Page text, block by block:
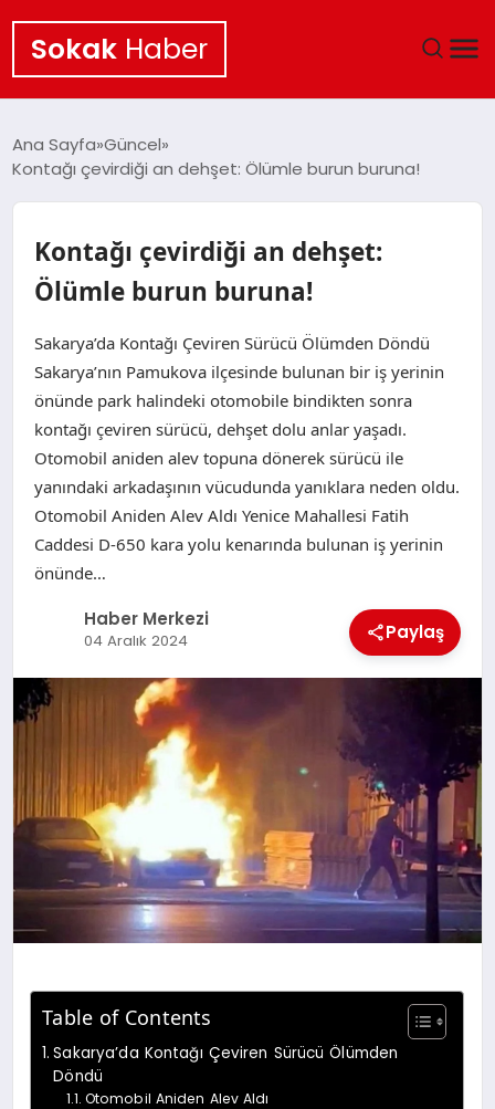
Sokak Haber
EKONOMI
POLITIKA
GÜNCEL
KÜLTÜR SANAT
SAĞLIK
TEKNOLOJI
Ana Sayfa Güncel
Kontağı çevirdiği an dehşet: Ölümle burun buruna!
Kontağı çevirdiği an dehşet:
Ölümle burun buruna!
Sakarya’da Kontağı Çeviren Sürücü Ölümden Döndü
Sakarya’nın Pamukova ilçesinde bulunan bir iş yerinin
önünde park halindeki otomobile bindikten sonra
kontağı çeviren sürücü, dehşet dolu anlar yaşadı.
Otomobil aniden alev topuna dönerek sürücü ile
yanındaki arkadaşının vücudunda yanıklara neden oldu.
Otomobil Aniden Alev Aldı Yenice Mahallesi Fatih
Caddesi D-650 kara yolu kenarında bulunan iş yerinin
önünde…
Haber Merkezi
04 Aralık 2024 Paylaş
Table of Contents
Sakarya’da Kontağı Çeviren Sürücü Ölümden
Döndü
Otomobil Aniden Alev Aldı